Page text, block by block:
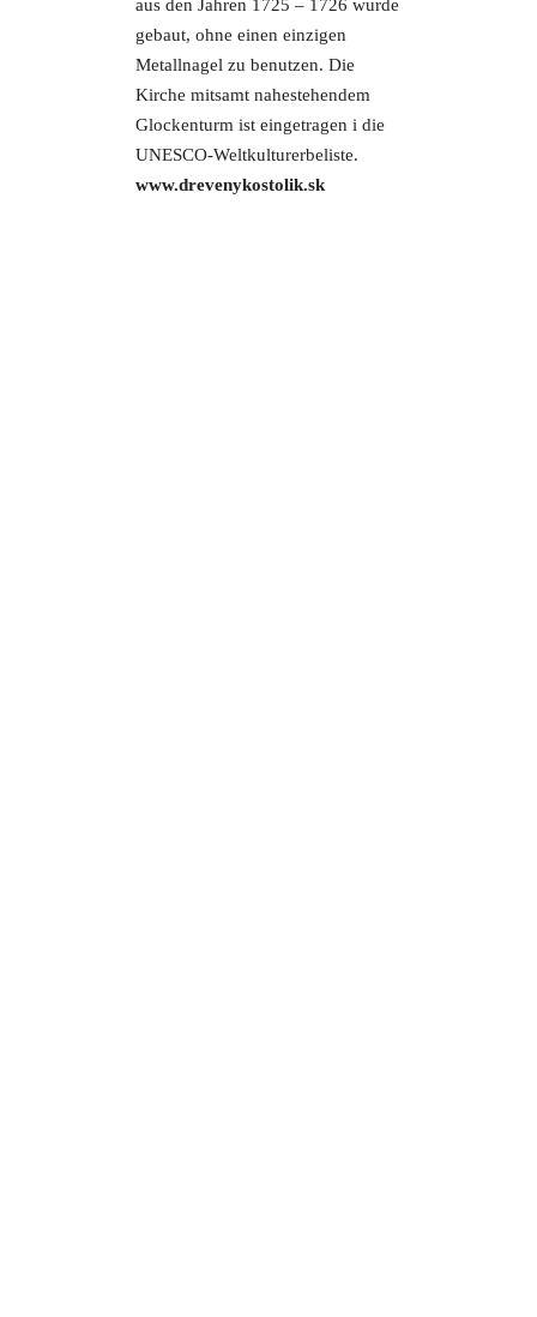
aus den Jahren 1725 – 1726 wurde
gebaut, ohne einen einzigen
Metallnagel zu benutzen. Die
Kirche mitsamt nahestehendem
Glockenturm ist eingetragen i die
UNESCO-Weltkulturerbeliste.
www.drevenykostolik.sk